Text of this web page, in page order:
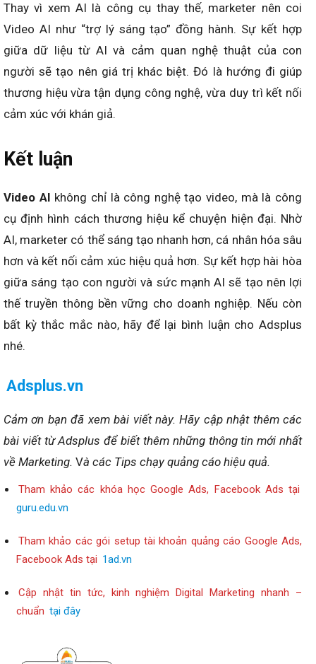
Thay vì xem AI là công cụ thay thế, marketer nên coi
Video AI như “trợ lý sáng tạo” đồng hành. Sự kết hợp
giữa dữ liệu từ AI và cảm quan nghệ thuật của con
người sẽ tạo nên giá trị khác biệt. Đó là hướng đi giúp
thương hiệu vừa tận dụng công nghệ, vừa duy trì kết nối
cảm xúc với khán giả.
Kết luận
Video AI không chỉ là công nghệ tạo video, mà là công
cụ định hình cách thương hiệu kể chuyện hiện đại. Nhờ
AI, marketer có thể sáng tạo nhanh hơn, cá nhân hóa sâu
hơn và kết nối cảm xúc hiệu quả hơn. Sự kết hợp hài hòa
giữa sáng tạo con người và sức mạnh AI sẽ tạo nên lợi
thế truyền thông bền vững cho doanh nghiệp. Nếu còn
bất kỳ thắc mắc nào, hãy để lại bình luận cho Adsplus
nhé.
Adsplus.vn
Cảm ơn bạn đã xem bài viết này. Hãy cập nhật thêm các
bài viết từ Adsplus để biết thêm những thông tin mới nhất
về Marketing. Và các Tips chạy quảng cáo hiệu quả.
Tham khảo các khóa học Google Ads, Facebook Ads tại
guru.edu.vn
Tham khảo các gói setup tài khoản quảng cáo Google Ads,
Facebook Ads tại 1ad.vn
Cập nhật tin tức, kinh nghiệm Digital Marketing nhanh –
chuẩn tại đây